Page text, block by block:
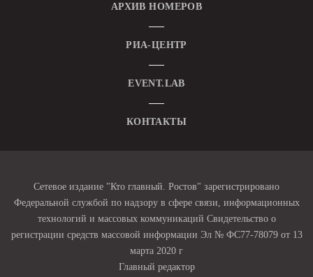
АРХИВ НОМЕРОВ
РИА-ЦЕНТР
EVENT.LAB
КОНТАКТЫ
Сетевое издание "Кто главный. Ростов" зарегистрировано
Федеральной службой по надзору в сфере связи, информационных
технологий и массовых коммуникаций Свидетельство о
регистрации средств массовой информации Эл № ФС77-78079 от 13
марта 2020 г
Главный редактор